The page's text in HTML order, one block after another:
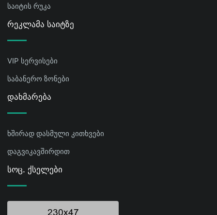
საიტის რუკა
Რეკლამა Საიტზე
VIP სერვისები
საბანერო ზონები
Დახმარება
ხშირად დასმული კითხვები
დაგვიკავშირდით
Სოც. Ქსელები